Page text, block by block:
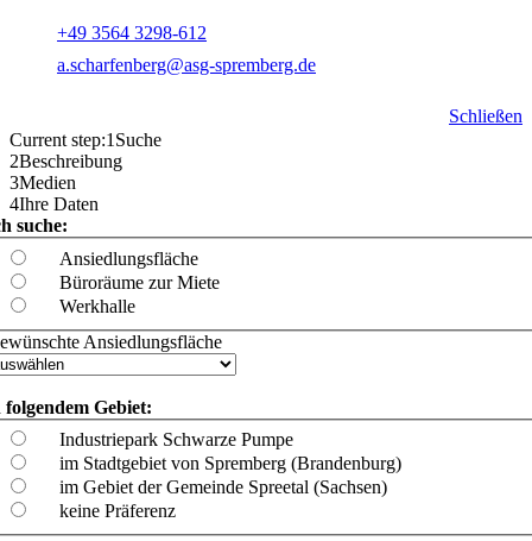
+49 3564 3298-612
a.scharfenberg@asg-spremberg.de
Schließen
Current step:1 Suche
2Beschreibung
3Medien
4Ihre Daten
suche:
Ansiedlungsfläche
Büroräume zur Miete
Werkhalle
Ansiedlungsfläche
folgendem Gebiet:
Industriepark Schwarze Pumpe
im Stadtgebiet von Spremberg (Brandenburg)
im Gebiet der Gemeinde Spreetal (Sachsen)
keine Präferenz